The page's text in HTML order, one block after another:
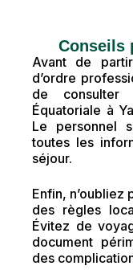
Conseils
Avant de
d’ordre
de consulter
Équatoriale à
Le personnel
toutes les
séjour.
Enfin, n’oubliez
des règles
Évitez de
document
des